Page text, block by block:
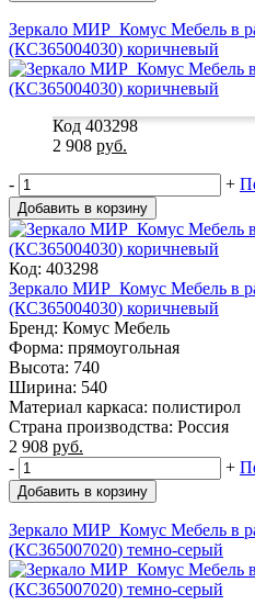
Зеркало МИР_Комус Мебель в
(КС365004030) коричневый
Код 403298
2 908 руб.
- +
Добавить в корзину
Код: 403298
Зеркало МИР_Комус Мебель в
(КС365004030) коричневый
Бренд: Комус Мебель
Форма: прямоугольная
Высота: 740
Ширина: 540
Материал каркаса: полистирол
Страна производства: Россия
2 908 руб.
-
+
Добавить в корзину
Зеркало МИР_Комус Мебель в
(КС365007020) темно-серый